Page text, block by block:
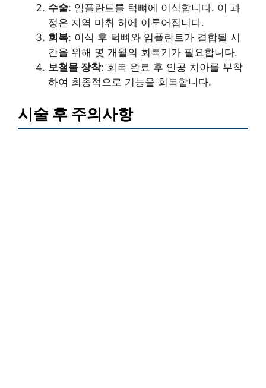
수술: 임플란트를 턱뼈에 이식합니다. 이 과
정은 지역 마취 하에 이루어집니다.
회복: 이식 후 턱뼈와 임플란트가 결합될 시
간을 위해 몇 개월의 회복기가 필요합니다.
보철물 장착: 회복 완료 후 인공 치아를 부착
하여 최종적으로 기능을 회복합니다.
시술 후 주의사항